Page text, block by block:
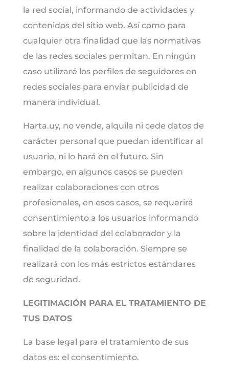
la red social, informando de actividades y
contenidos del sitio web. Así como para
cualquier otra finalidad que las normativas
de las redes sociales permitan. En ningún
caso utilizaré los perfiles de seguidores en
redes sociales para enviar publicidad de
manera individual.
Harta.uy, no vende, alquila ni cede datos de
carácter personal que puedan identificar al
usuario, ni lo hará en el futuro. Sin
embargo, en algunos casos se pueden
realizar colaboraciones con otros
profesionales, en esos casos, se requerirá
consentimiento a los usuarios informando
sobre la identidad del colaborador y la
finalidad de la colaboración. Siempre se
realizará con los más estrictos estándares
de seguridad.
LEGITIMACIÓN PARA EL TRATAMIENTO DE
TUS DATOS
La base legal para el tratamiento de sus
datos es: el consentimiento.